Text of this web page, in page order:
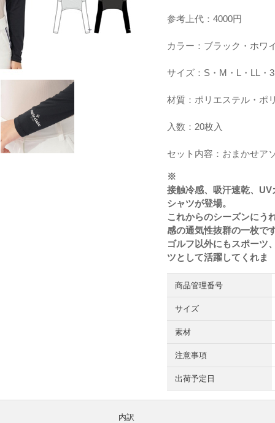
参考上代：4000円
カラー：ブラック・ホワ
サイズ：S・M・L・LL・
材質：ポリエステル・ポ
入数：20枚入
セット内容：おまかせア
※
接触冷感、吸汗速乾、
シャツが登場。
これからのシーズンにう
感の通気性抜群の一枚で
ゴルフ以外にもスポーツ
ツとして活躍してくれま
商品管理番号
サイズ
素材
注意事項
出荷予定日
内訳